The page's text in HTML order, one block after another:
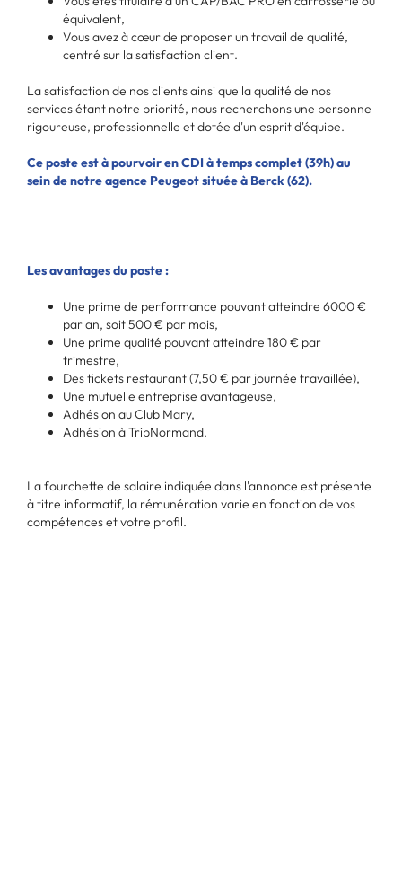
équivalent,
Vous avez à cœur de proposer un travail de qualité,
centré sur la satisfaction client.
La satisfaction de nos clients ainsi que la qualité de nos
services étant notre priorité, nous recherchons une personne
rigoureuse, professionnelle et dotée d'un esprit d'équipe.
Ce poste est à pourvoir en CDI à temps complet (39h) au
sein de notre agence Peugeot située à Berck (62).
Les avantages du poste :
Une prime de performance pouvant atteindre 6000 €
par an, soit 500 € par mois,
Une prime qualité pouvant atteindre 180 € par
trimestre,
Des tickets restaurant (7,50 € par journée travaillée),
Une mutuelle entreprise avantageuse,
Adhésion au Club Mary,
Adhésion à TripNormand.
La fourchette de salaire indiquée dans l'annonce est présente
à titre informatif, la rémunération varie en fonction de vos
compétences et votre profil.